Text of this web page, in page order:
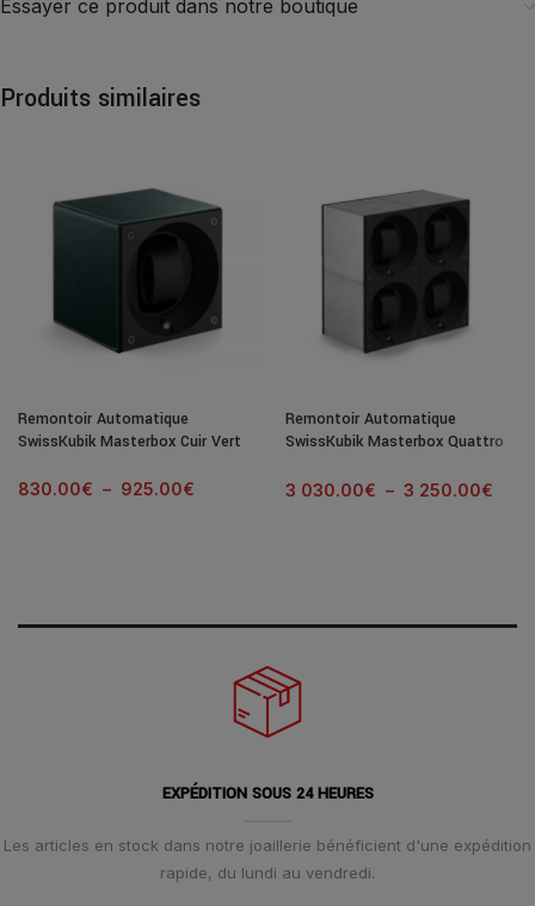
Essayer ce produit dans notre boutique
Produits similaires
Remontoir Automatique
SwissKubik Masterbox Cuir Vert
830.00€ – 925.00€
Remontoir Automatique
SwissKubik Masterbox Quattro
3 030.00€ – 3 250.00€
EXPÉDITION SOUS 24 HEURES
Les articles en stock dans notre joaillerie bénéficient d'une expédition
rapide, du lundi au vendredi.